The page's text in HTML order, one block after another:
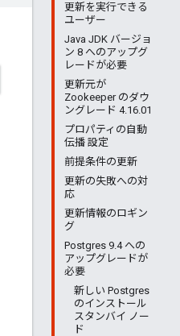
更新を実行できる
ユーザー
Java JDK バージョ
ン 8 へのアップグ
レードが必要
更新元が
Zookeeper のダウ
ングレード 4.16.01
プロパティの自動
伝播 設定
前提条件の更新
更新の失敗への対
応
更新情報のロギン
グ
Postgres 9.4 への
アップグレードが
必要
新しい Postgres
のインストール
スタンバイ ノー
ド